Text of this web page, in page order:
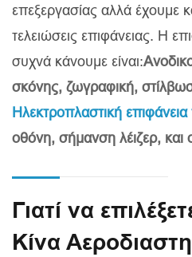
επεξεργασίας αλλά έχουμε
τελειώσεις επιφάνειας. Η
συχνά κάνουμε είναι:
σκόνης, ζωγραφική,
Ηλεκτροπλαστική επιφάνεια
οθόνη, σήμανση λέιζερ, και
Γιατί να
Κίνα